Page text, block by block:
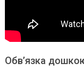
Обв’язка